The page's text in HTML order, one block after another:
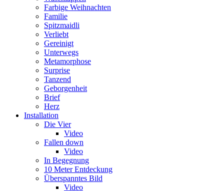
Farbige Weihnachten
Familie
Spitzmaidli
Verliebt
Gereinigt
Unterwegs
Metamorphose
Surprise
Tanzend
Geborgenheit
Brief
Herz
Installation
Die Vier
Video
Fallen down
Video
In Begegnung
10 Meter Entdeckung
Überspanntes Bild
Video